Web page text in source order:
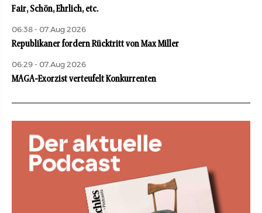
Fair, Schön, Ehrlich, etc.
06:38 - 07.Aug 2026
Republikaner fordern Rücktritt von Max Miller
06:29 - 07.Aug 2026
MAGA-Exorzist verteufelt Konkurrenten